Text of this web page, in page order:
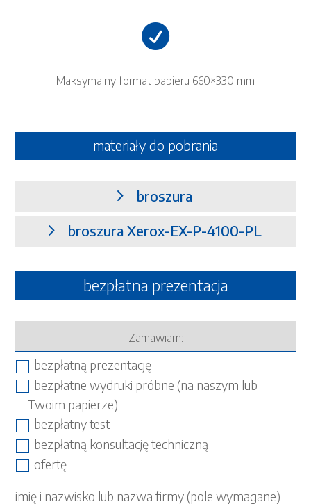

Maksymalny format papieru 660×330 mm
materiały do pobrania
broszura
broszura Xerox-EX-P-4100-PL
bezpłatna prezentacja
Zamawiam:
bezpłatną prezentację
bezpłatne wydruki próbne (na naszym lub
Twoim papierze)
bezpłatny test
bezpłatną konsultację techniczną
ofertę
imię i nazwisko lub nazwa firmy (pole wymagane)